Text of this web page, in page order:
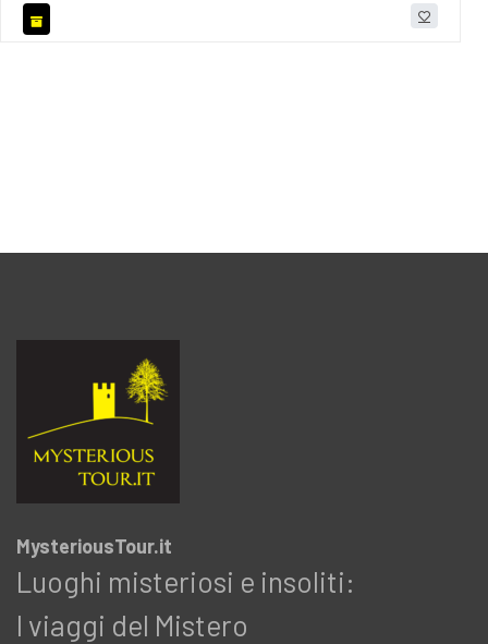
MysteriousTour.it
Luoghi misteriosi e insoliti:
I viaggi del Mistero